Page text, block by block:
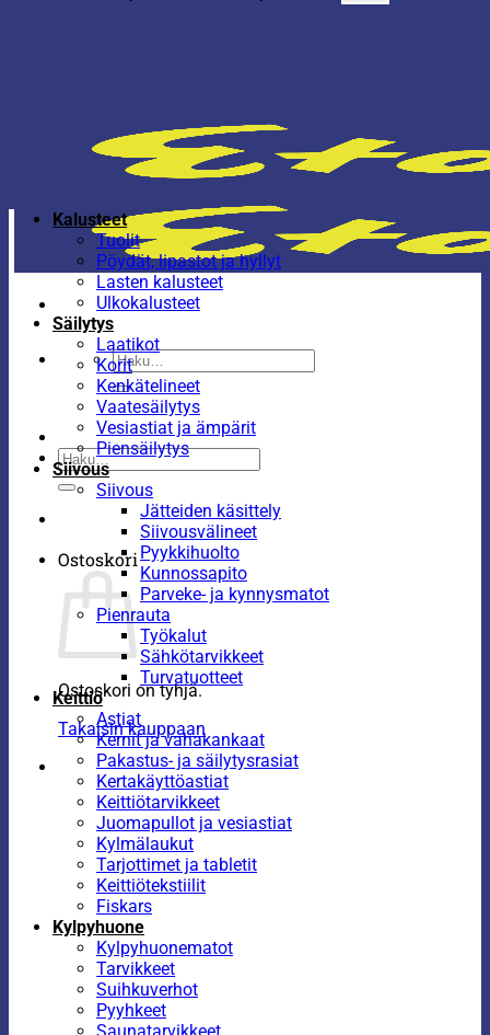
Etsi:
Etsi:
Ostoskori
Ostoskori on tyhjä.
Takaisin kauppaan
Kalusteet
Tuolit
Pöydät, lipastot ja hyllyt
Lasten kalusteet
Ulkokalusteet
Säilytys
Laatikot
Korit
Kenkätelineet
Vaatesäilytys
Vesiastiat ja ämpärit
Piensäilytys
Siivous
Siivous
Jätteiden käsittely
Siivousvälineet
Pyykkihuolto
Kunnossapito
Parveke- ja kynnysmatot
Pienrauta
Työkalut
Sähkötarvikkeet
Turvatuotteet
Keittiö
Astiat
Kernit ja vahakankaat
Pakastus- ja säilytysrasiat
Kertakäyttöastiat
Keittiötarvikkeet
Juomapullot ja vesiastiat
Kylmälaukut
Tarjottimet ja tabletit
Keittiötekstiilit
Fiskars
Kylpyhuone
Kylpyhuonematot
Tarvikkeet
Suihkuverhot
Pyyhkeet